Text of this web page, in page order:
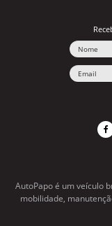
AutoPapo é um veículo
mobilidade,